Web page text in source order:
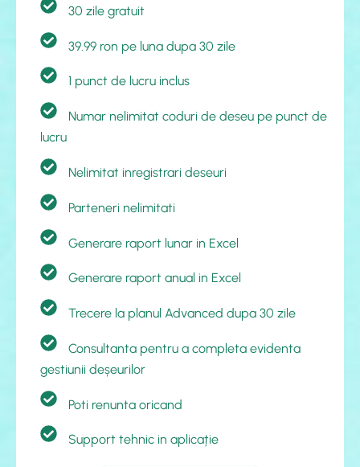
30 zile gratuit
39.99 ron pe luna dupa 30 zile
1 punct de lucru inclus
Numar nelimitat coduri de deseu pe punct de
lucru
Nelimitat inregistrari deseuri
Parteneri nelimitati
Generare raport lunar in Excel
Generare raport anual in Excel
Trecere la planul Advanced dupa 30 zile
Consultanta pentru a completa evidenta
gestiunii deșeurilor
Poti renunta oricand
Support tehnic in aplicație